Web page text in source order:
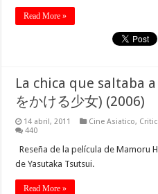
Read More »
La chica que saltaba
をかける少女) (2006)
14 abril, 2011 Cine Asiatico,
440
Reseña de la película de Mamoru
de Yasutaka Tsutsui.
Read More »